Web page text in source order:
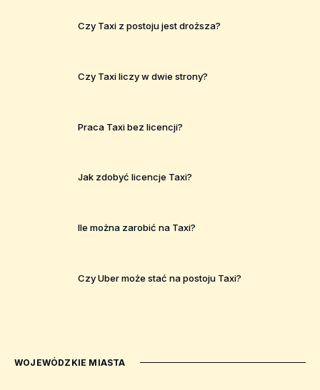
Czy Taxi z postoju jest droższa?
Czy Taxi liczy w dwie strony?
Praca Taxi bez licencji?
Jak zdobyć licencje Taxi?
Ile można zarobić na Taxi?
Czy Uber może stać na postoju Taxi?
WOJEWÓDZKIE MIASTA